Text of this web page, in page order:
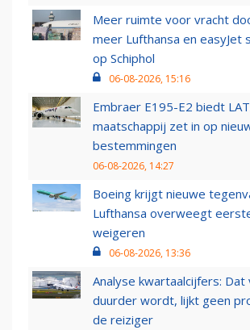
Meer ruimte voor vracht
meer Lufthansa en easyJet
op Schiphol
06-08-2026, 15:16
Embraer E195-E2 biedt
maatschappij zet in op
bestemmingen
06-08-2026, 14:27
Boeing krijgt nieuwe
Lufthansa overweegt
weigeren
06-08-2026, 13:36
Analyse kwartaalcijfers: Dat
duurder wordt, lijkt geen
de reiziger